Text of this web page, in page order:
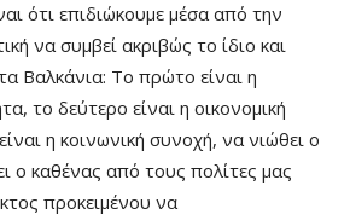
ότι επιδιώκουμε μέσα από την
να συμβεί ακριβώς το ίδιο και
Βαλκάνια: Το πρώτο είναι η
το δεύτερο είναι η οικονομική
η κοινωνική συνοχή, να νιώθει ο
ο καθένας από τους πολίτες μας
προκειμένου να